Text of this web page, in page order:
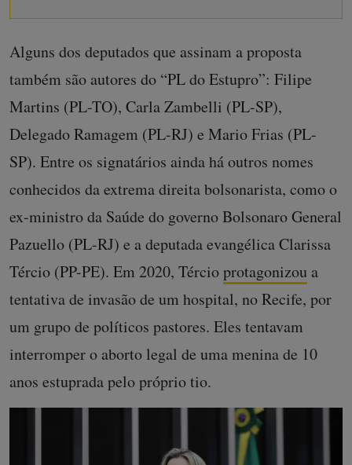
Alguns dos deputados que assinam a proposta
também são autores do “PL do Estupro”: Filipe
Martins (PL-TO), Carla Zambelli (PL-SP),
Delegado Ramagem (PL-RJ) e Mario Frias (PL-
SP). Entre os signatários ainda há outros nomes
conhecidos da extrema direita bolsonarista, como o
ex-ministro da Saúde do governo Bolsonaro General
Pazuello (PL-RJ) e a deputada evangélica Clarissa
Tércio (PP-PE). Em 2020, Tércioprotagonizou a
tentativa de invasão de um hospital, no Recife, por
um grupo de políticos pastores. Eles tentavam
interromper o aborto legal de uma menina de 10
anos estuprada pelo próprio tio.